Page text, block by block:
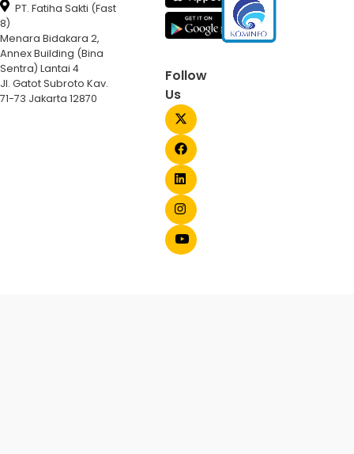
PT. Fatiha Sakti (Fast
8)
Menara Bidakara 2,
Annex Building (Bina
Sentra) Lantai 4
Jl. Gatot Subroto Kav.
71-73 Jakarta 12870
Follow
Us